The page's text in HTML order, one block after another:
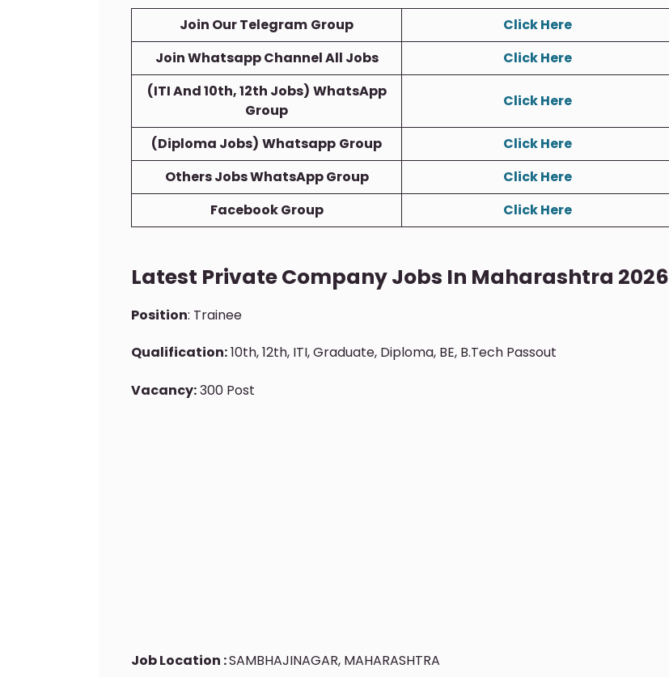
Join Our Telegram Group
Click Here
Join Whatsapp Channel All Jobs
Click Here
(ITI And 10th, 12th Jobs) WhatsApp
Group
Click Here
(Diploma Jobs) Whatsapp Group
Click Here
Others Jobs WhatsApp Group
Click Here
Facebook Group
Click Here
Latest Private Company Jobs In Maharashtra 2026
Position: Trainee
Qualification:10th, 12th, ITI, Graduate, Diploma, BE, B.Tech Passout
Vacancy:300 Post
Job Location :SAMBHAJINAGAR, MAHARASHTRA